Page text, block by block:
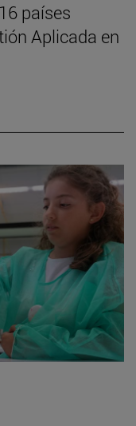
países
Aplicada en